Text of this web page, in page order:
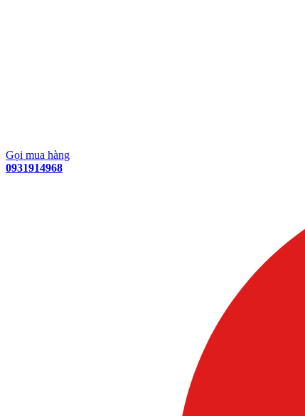
Gọi mua hàng
0931914968